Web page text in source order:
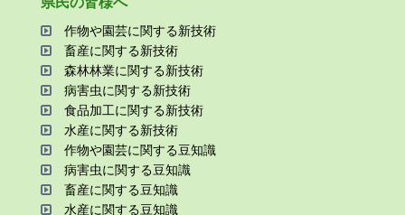
作物や園芸に関する新技術
畜産に関する新技術
森林林業に関する新技術
病害⾍に関する新技術
⾷品加⼯に関する新技術
⽔産に関する新技術
作物や園芸に関する⾖知識
病害⾍に関する⾖知識
畜産に関する⾖知識
⽔産に関する⾖知識